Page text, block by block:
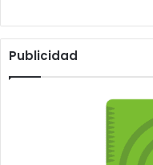
Publicidad